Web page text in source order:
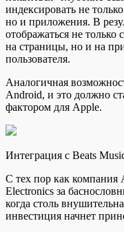
индексировать не
но и приложения. В
отображаться не только
на страницы, но и на
пользователя.
Аналогичная
Android, и это должно
фактором для Apple.
Интеграция с Beats
С тех пор как компания
Electronics за
когда столь
инвестиция начнет